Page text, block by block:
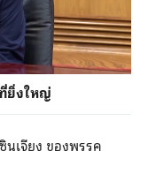
ยิ่งใหญ่
นเจียง ของพรรค